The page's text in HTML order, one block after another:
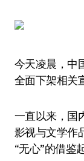
今天凌晨，中
全面下架相关
一直以来，国
影视与文学作
“无心”的借鉴